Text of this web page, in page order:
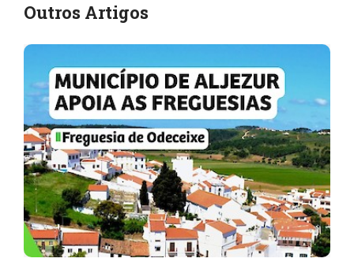
Outros Artigos